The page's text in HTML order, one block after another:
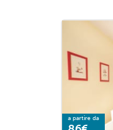
a partire da